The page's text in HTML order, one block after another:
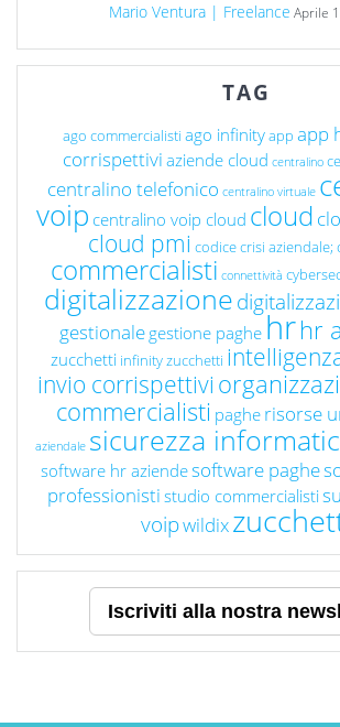
Mario Ventura | Freelance Aprile
TAG
ago commercialisti ago infinityapp app
corrispettivi aziende cloud centralino
centralino telefonico centralino virtuale
voip centralino voip cloud cloud
cloud pmi codice crisi aziendale;
commercialisti connettività
digitalizzazione
gestionale gestione paghe hrhr
zucchetti infinity zucchetti
invio corrispettivi
commercialisti paghe risorse
aziendale sicurezza
software hr aziendesoftware paghe
professionisti studio commercialisti
voipwildix
Iscriviti alla nostra